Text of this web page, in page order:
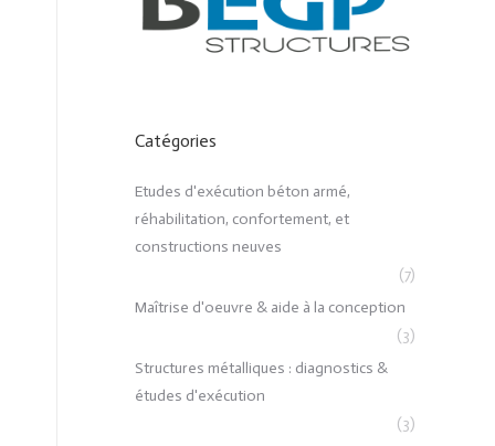
Catégories
Etudes d'exécution béton armé,
réhabilitation, confortement, et
constructions neuves
(7)
Maîtrise d'oeuvre & aide à la conception
(3)
Structures métalliques : diagnostics &
études d'exécution
(3)